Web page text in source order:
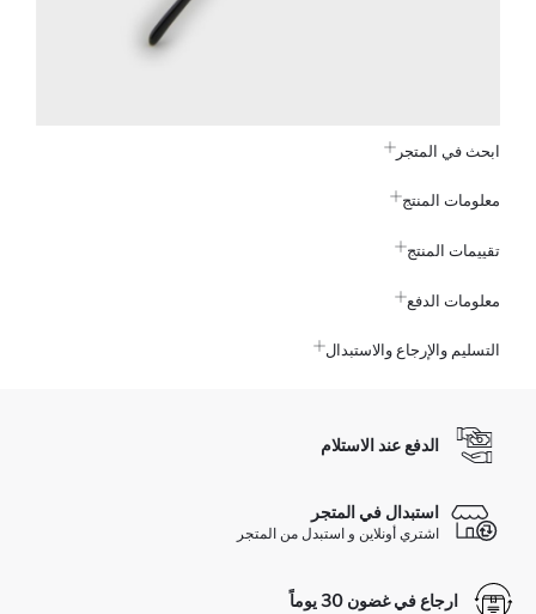
ابحث في المتجر
معلومات المنتج
تقييمات المنتج
معلومات الدفع
التسليم والإرجاع والاستبدال
الدفع عند الاستلام
استبدال في المتجر
اشتري أونلاين و استبدل من المتجر
ارجاع في غضون 30 يوماً